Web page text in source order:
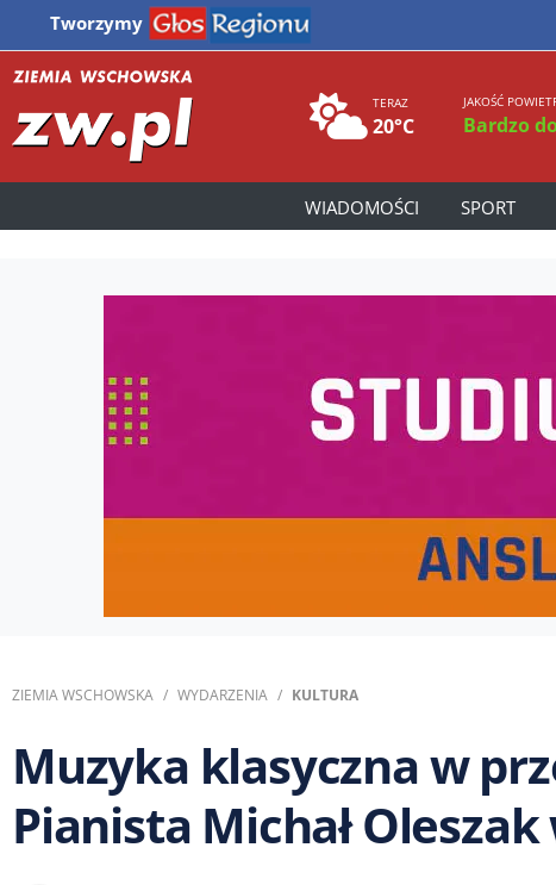
Tworzymy
TERAZ
20°C
JAKOŚĆ
Bardzo
WIADOMOŚCI SPORT
ZIEMIA WSCHOWSKA WYDARZENIA KULTURA
Muzyka klasyczna w
Pianista Michał Oleszak